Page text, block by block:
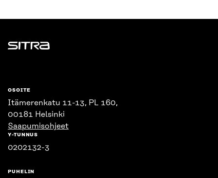
Sitra
OSOITE
Itämerenkatu 11-13, PL 160,
00181 Helsinki
Saapumisohjeet
Y-TUNNUS
0202132-3
PUHELIN